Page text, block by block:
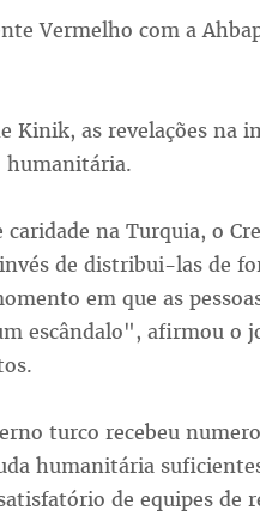
Vermelho com a
Kinik, as revelações na
humanitária.
na Turquia, o
de distribui-las de
em que as
escândalo", afirmou o
turco recebeu
humanitária
de equipes de